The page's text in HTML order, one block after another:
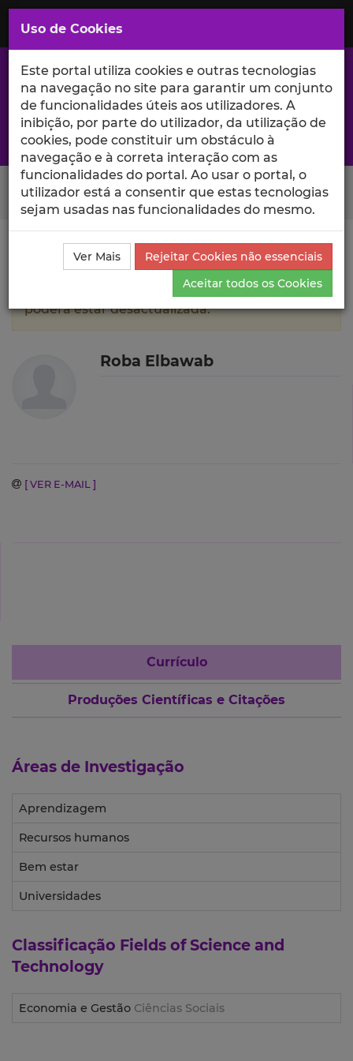
Saltar
para
Conteúdo
Principal
A excelência da investigação e ciência no Iscte
Search Button
Ciência_Iscte Autores Roba Elbawab Currículo
A informação contida neste perfil público
poderá estar desactualizada.
Roba Elbawab
[ VER E-MAIL ]
Currículo
Produções Científicas e Citações
Áreas de Investigação
Aprendizagem
Recursos humanos
Bem estar
Universidades
Classificação Fields of Science and
Technology
Economia e Gestão Ciências Sociais
Uso de Cookies
Este portal utiliza cookies e outras tecnologias
na navegação no site para garantir um conjunto
de funcionalidades úteis aos utilizadores. A
inibição, por parte do utilizador, da utilização de
cookies, pode constituir um obstáculo à
navegação e à correta interação com as
funcionalidades do portal. Ao usar o portal, o
utilizador está a consentir que estas tecnologias
sejam usadas nas funcionalidades do mesmo.
Ver Mais
Rejeitar Cookies não essenciais
Aceitar todos os Cookies